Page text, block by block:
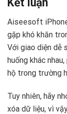
Aiseesoft
gặp khó khăn
Với giao diện dễ
huống khác
hộ trong trường
Tuy nhiên, hãy
xóa dữ liệu, vì